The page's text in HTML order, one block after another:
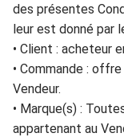
des présentes
leur est donné par
• Client : acheteur
• Commande : offre
Vendeur.
• Marque(s) :
appartenant au